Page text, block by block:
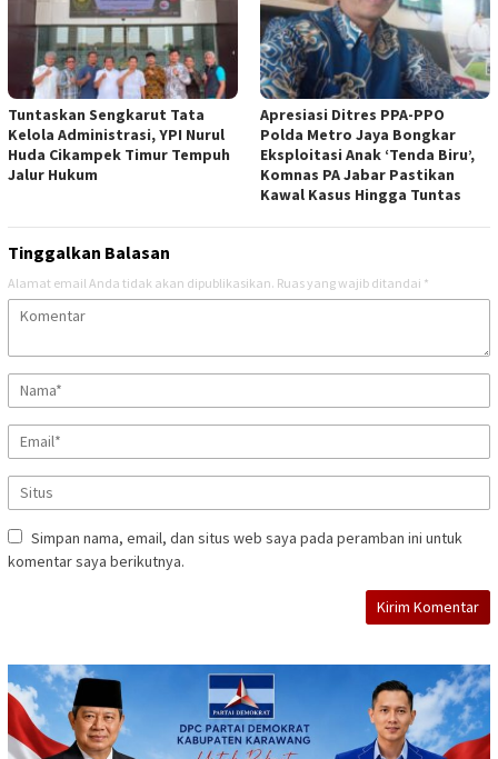
Tuntaskan Sengkarut Tata
Kelola Administrasi, YPI Nurul
Huda Cikampek Timur Tempuh
Jalur Hukum
Apresiasi Ditres PPA-PPO
Polda Metro Jaya Bongkar
Eksploitasi Anak ‘Tenda Biru’,
Komnas PA Jabar Pastikan
Kawal Kasus Hingga Tuntas
Tinggalkan Balasan
Alamat email Anda tidak akan dipublikasikan. Ruas yang wajib ditandai *
Simpan nama, email, dan situs web saya pada peramban ini untuk
komentar saya berikutnya.